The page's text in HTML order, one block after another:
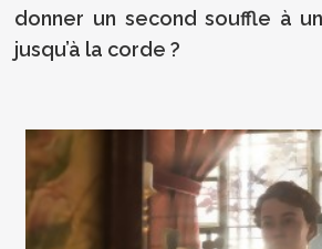
donner un second souffle à
jusqu’à la corde ?